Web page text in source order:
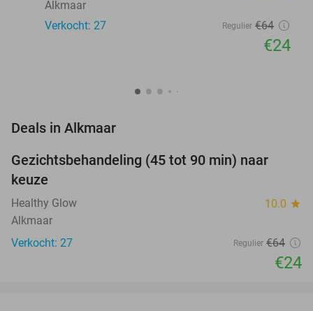
Alkmaar
Verkocht: 27
Regulier €64
€24
Deals in Alkmaar
TODAY
Gezichtsbehandeling (45 tot 90 min) naar
keuze
Healthy Glow 10.0 star
Alkmaar
Verkocht: 27
Regulier €64
€24